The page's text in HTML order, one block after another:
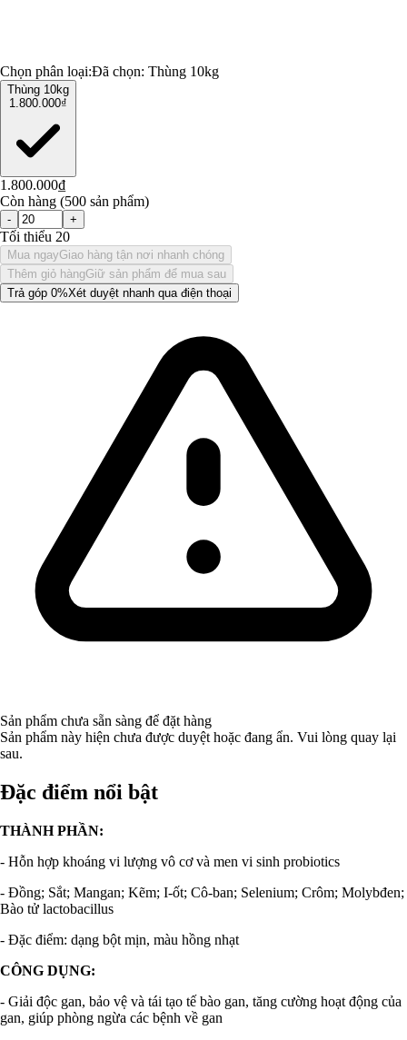
Chọn phân loại:Đã chọn: Thùng 10kg
Thùng 10kg
1.800.000₫
1.800.000₫
Còn hàng (500 sản phẩm)
- +
Tối thiểu 20
Mua ngayGiao hàng tận nơi nhanh chóng
Thêm giỏ hàngGiữ sản phẩm để mua sau
Trả góp 0%Xét duyệt nhanh qua điện thoại
Sản phẩm chưa sẵn sàng để đặt hàng
Sản phẩm này hiện chưa được duyệt hoặc đang ẩn. Vui lòng quay lại
sau.
Đặc điểm nổi bật
THÀNH PHẦN:
- Hỗn hợp khoáng vi lượng vô cơ và men vi sinh probiotics
- Đồng; Sắt; Mangan; Kẽm; I-ốt; Cô-ban; Selenium; Crôm; Molybđen;
Bào tử lactobacillus
- Đặc điểm: dạng bột mịn, màu hồng nhạt
CÔNG DỤNG:
- Giải độc gan, bảo vệ và tái tạo tế bào gan, tăng cường hoạt động của
gan, giúp phòng ngừa các bệnh về gan